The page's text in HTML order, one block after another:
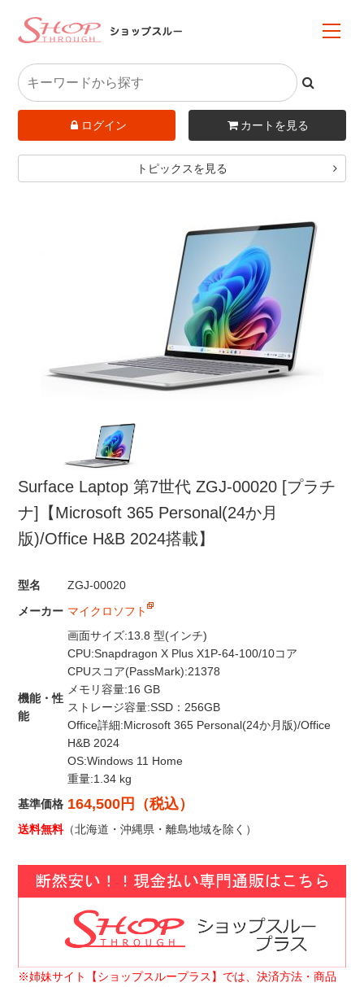
ログイン カートを見る
トピックスを見る
Surface Laptop 第7世代 ZGJ-00020 [プラチ
ナ]【Microsoft 365 Personal(24か月
版)/Office H&B 2024搭載】
型名
ZGJ-00020
メーカー マイクロソフト
機能・性
能
画面サイズ:13.8 型(インチ)
CPU:Snapdragon X Plus X1P-64-100/10コア
CPUスコア(PassMark):21378
メモリ容量:16 GB
ストレージ容量:SSD：256GB
Office詳細:Microsoft 365 Personal(24か月版)/Office
H&B 2024
OS:Windows 11 Home
重量:1.34 kg
基準価格 164,500円（税込）
送料無料（北海道・沖縄県・離島地域を除く）
※姉妹サイト【ショップスループラス】では、決済方法・商品